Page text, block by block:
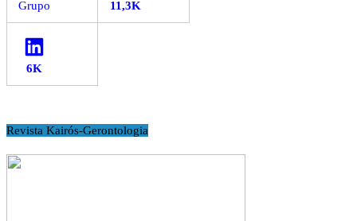
LinkedIn
Revista Kairós-Gerontologia